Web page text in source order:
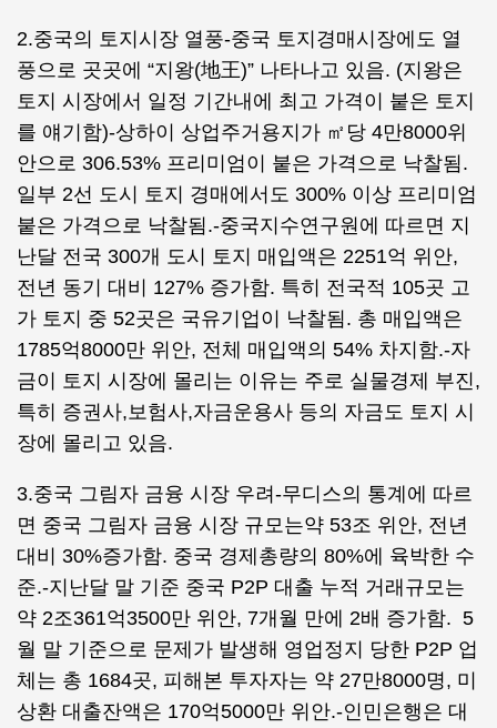
2.중국의 토지시장 열풍-중국 토지경매시장에도 열
풍으로 곳곳에 “지왕(地王)” 나타나고 있음. (지왕은
토지 시장에서 일정 기간내에 최고 가격이 붙은 토지
를 얘기함)-상하이 상업주거용지가 ㎡당 4만8000위
안으로 306.53% 프리미엄이 붙은 가격으로 낙찰됨.
일부 2선 도시 토지 경매에서도 300% 이상 프리미엄
붙은 가격으로 낙찰됨.-중국지수연구원에 따르면 지
난달 전국 300개 도시 토지 매입액은 2251억 위안,
전년 동기 대비 127% 증가함. 특히 전국적 105곳 고
가 토지 중 52곳은 국유기업이 낙찰됨. 총 매입액은
1785억8000만 위안, 전체 매입액의 54% 차지함.-자
금이 토지 시장에 몰리는 이유는 주로 실물경제 부진,
특히 증권사,보험사,자금운용사 등의 자금도 토지 시
장에 몰리고 있음.
3.중국 그림자 금융 시장 우려-무디스의 통계에 따르
면 중국 그림자 금융 시장 규모는약 53조 위안, 전년
대비 30%증가함. 중국 경제총량의 80%에 육박한 수
준.-지난달 말 기준 중국 P2P 대출 누적 거래규모는
약 2조361억3500만 위안, 7개월 만에 2배 증가함. 5
월 말 기준으로 문제가 발생해 영업정지 당한 P2P 업
체는 총 1684곳, 피해본 투자자는 약 27만8000명, 미
상환 대출잔액은 170억5000만 위안.-인민은행은 대